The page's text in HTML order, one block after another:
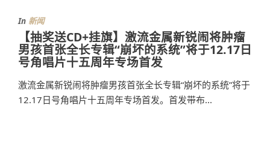
In 新闻
​【抽奖送CD+挂旗】激流金属新锐闹将肿瘤
男孩首张全长专辑“崩坏的系统”将于12.17日
号角唱片十五周年专场首发
激流金属新锐闹将肿瘤男孩首张全长专辑“崩坏的系统”将于
12.17日号角唱片十五周年专场首发。首发带布...